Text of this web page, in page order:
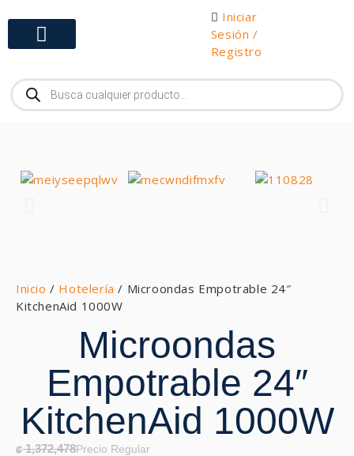
Iniciar
Sesión /
Registro
Inicio / Hotelería / Microondas Empotrable 24″
KitchenAid 1000W
Microondas
Empotrable 24″
KitchenAid 1000W
₡1,372,478